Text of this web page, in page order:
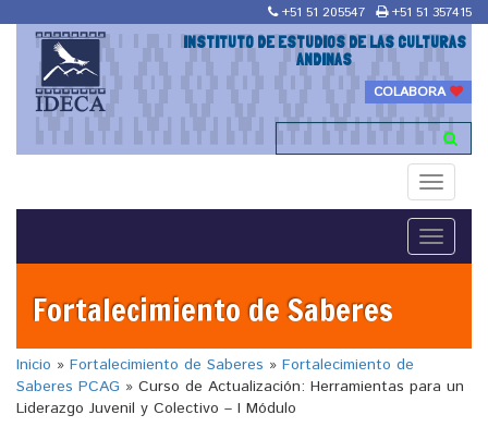
+51 51 205547 +51 51 357415
INSTITUTO DE ESTUDIOS DE LAS CULTURAS
ANDINAS
COLABORA
Toggle
Toggle
Fortalecimiento de Saberes
Inicio » Fortalecimiento de Saberes » Fortalecimiento de
Saberes PCAG » Curso de Actualización: Herramientas para un
Liderazgo Juvenil y Colectivo – I Módulo